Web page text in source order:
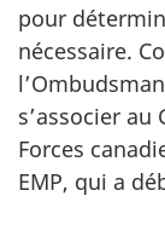
pour
nécessaire.
s’associer au
Forces
EMP, qui a